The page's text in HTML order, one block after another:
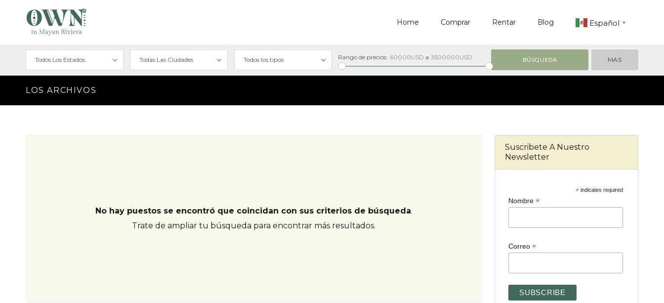
Home Comprar Rentar Blog Español ▼
Todos Los Estados Todas Las Ciudades Todos los tipos Rango de precios: 60000USD a 3500000USD MAS
LOS ARCHIVOS
No hay puestos se encontró que coincidan con sus criterios de búsqueda.
Trate de ampliar tu búsqueda para encontrar más resultados.
Suscribete A Nuestro
Newsletter
* indicates required
Nombre*
Correo*